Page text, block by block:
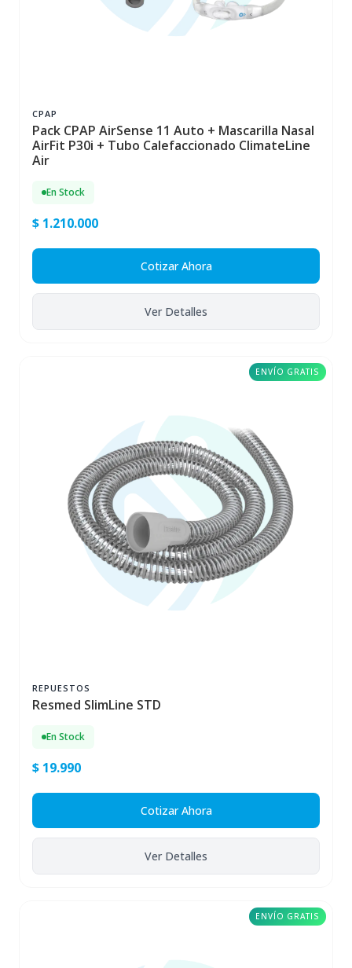
CPAP
Pack CPAP AirSense 11 Auto + Mascarilla Nasal
AirFit P30i + Tubo Calefaccionado ClimateLine
Air
En Stock
$ 1.210.000
Cotizar Ahora
Ver Detalles
ENVÍO GRATIS
REPUESTOS
Resmed SlimLine STD
En Stock
$ 19.990
Cotizar Ahora
Ver Detalles
ENVÍO GRATIS